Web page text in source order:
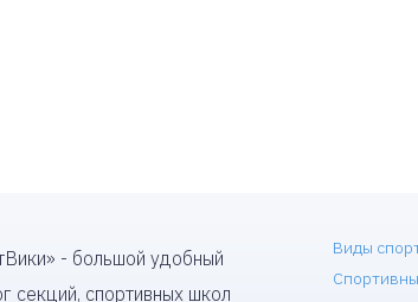
- большой удобный
секций, спортивных школ
Виды